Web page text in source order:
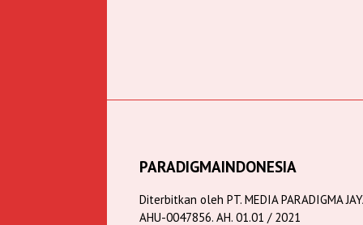
PARADIGMAINDONESIA
Diterbitkan oleh PT. MEDIA PARADIGMA
AHU-0047856. AH. 01.01 / 2021